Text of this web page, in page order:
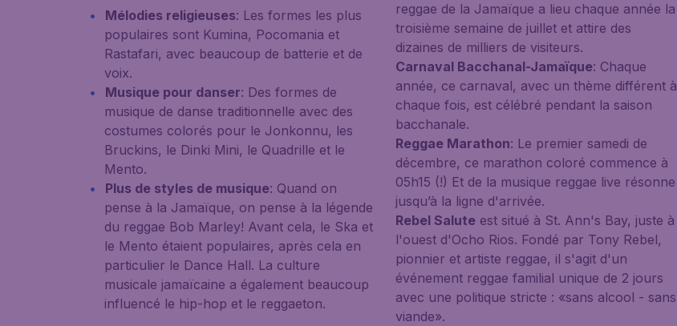
Mélodies religieuses: Les formes les plus
populaires sont Kumina, Pocomania et
Rastafari, avec beaucoup de batterie et de
voix.
Musique pour danser: Des formes de
musique de danse traditionnelle avec des
costumes colorés pour le Jonkonnu, les
Bruckins, le Dinki Mini, le Quadrille et le
Mento.
Plus de styles de musique: Quand on
pense à la Jamaïque, on pense à la légende
du reggae Bob Marley! Avant cela, le Ska et
le Mento étaient populaires, après cela en
particulier le Dance Hall. La culture
musicale jamaïcaine a également beaucoup
influencé le hip-hop et le reggaeton.
reggae de la Jamaïque a lieu chaque année la
troisième semaine de juillet et attire des
dizaines de milliers de visiteurs.
Carnaval Bacchanal-Jamaïque: Chaque
année, ce carnaval, avec un thème différent à
chaque fois, est célébré pendant la saison
bacchanale.
Reggae Marathon: Le premier samedi de
décembre, ce marathon coloré commence à
05h15 (!) Et de la musique reggae live résonne
jusqu’à la ligne d'arrivée.
Rebel Salute est situé à St. Ann's Bay, juste à
l'ouest d'Ocho Rios. Fondé par Tony Rebel,
pionnier et artiste reggae, il s'agit d'un
événement reggae familial unique de 2 jours
avec une politique stricte : «sans alcool - sans
viande».